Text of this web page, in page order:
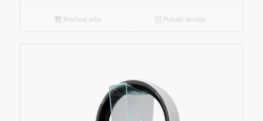
Pročitaj više Pokaži detalje